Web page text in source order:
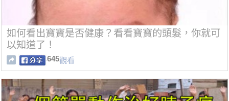
如何看出寶寶是否健康？看看寶寶的頭髮，你就可
以知道了！
645觀看